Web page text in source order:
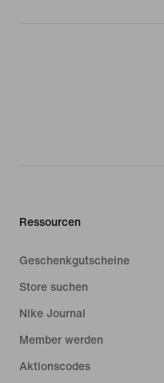
Ressourcen
Geschenkgutscheine
Store suchen
Nike Journal
Member werden
Aktionscodes